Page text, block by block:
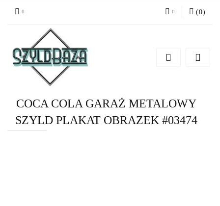
Zarejestruj się
(0)
COCA COLA GARAŻ METALOWY
SZYLD PLAKAT OBRAZEK #03474